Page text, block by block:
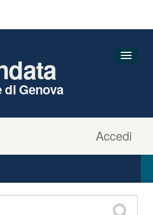
Accedi
di Genova